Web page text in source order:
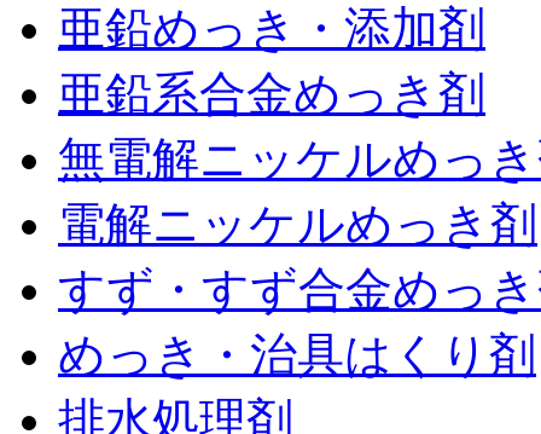
亜鉛めっき・添加剤
亜鉛系合金めっき剤
無電解ニッケルめっ
電解ニッケルめっき剤
すず・すず合金めっ
めっき・治具はくり剤
排水処理剤